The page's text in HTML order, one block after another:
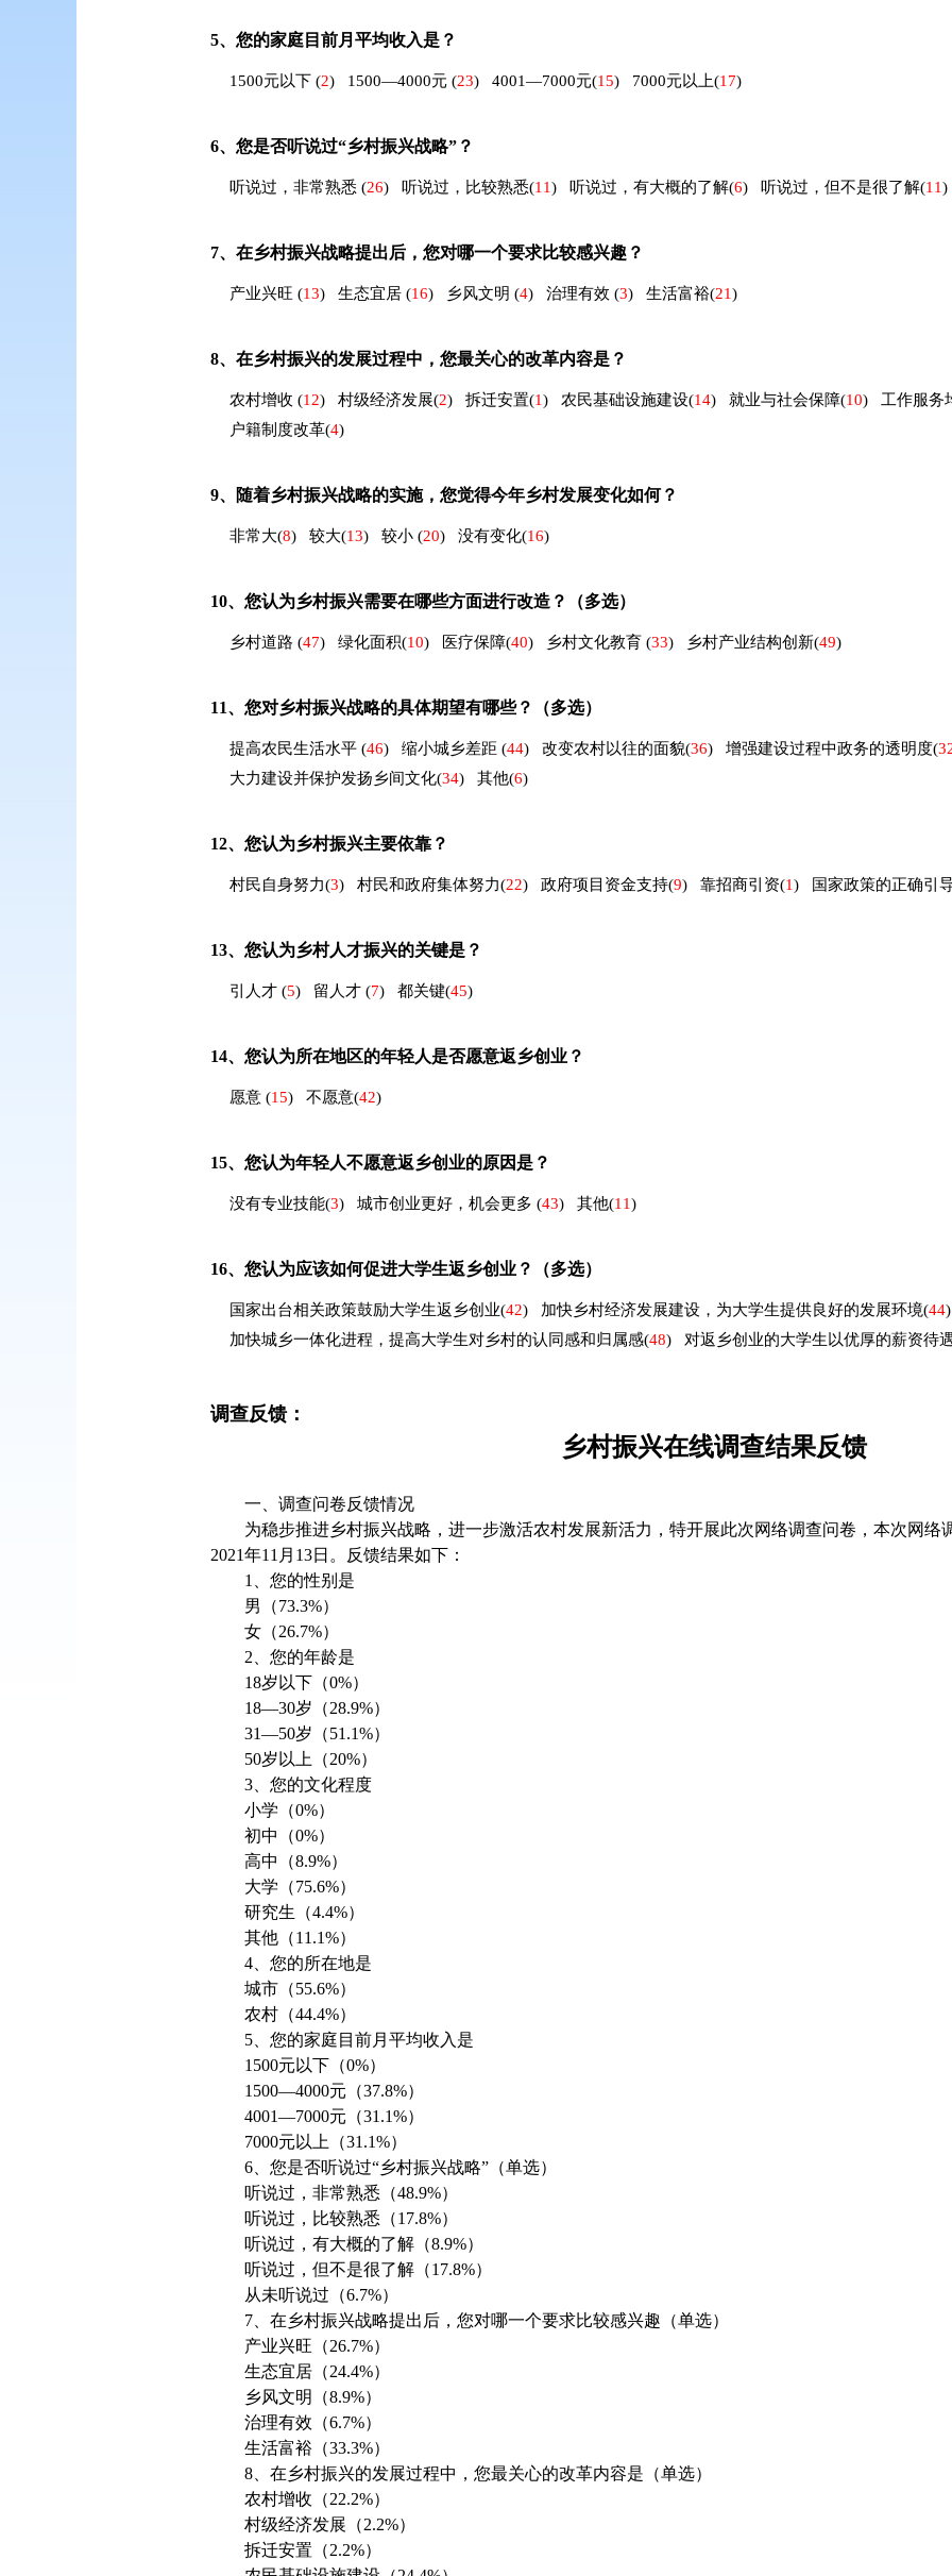
5、 您的家庭目前月平均收入是？
1500元以下 (2) 1500—4000元 (23) 4001—7000元(15) 7000元以上(17)
6、 您是否听说过“乡村振兴战略”？
听说过，非常熟悉 (26) 听说过，比较熟悉(11) 听说过，有大概的了解(6) 听说过，但不是很了解(11)
7、 在乡村振兴战略提出后，您对哪一个要求比较感兴趣？
产业兴旺 (13) 生态宜居 (16) 乡风文明 (4) 治理有效 (3) 生活富裕(21)
8、 在乡村振兴的发展过程中，您最关心的改革内容是？
农村增收 (12) 村级经济发展(2) 拆迁安置(1) 农民基础设施建设(14) 就业与社会保障(10) 工作服务
户籍制度改革(4)
9、 随着乡村振兴战略的实施，您觉得今年乡村发展变化如何？
非常大(8) 较大(13) 较小 (20) 没有变化(16)
10、 您认为乡村振兴需要在哪些方面进行改造？（多选）
乡村道路 (47) 绿化面积(10) 医疗保障(40) 乡村文化教育 (33) 乡村产业结构创新(49)
11、 您对乡村振兴战略的具体期望有哪些？（多选）
提高农民生活水平 (46) 缩小城乡差距 (44) 改变农村以往的面貌(36) 增强建设过程中政务的透明度(
大力建设并保护发扬乡间文化(34) 其他(6)
12、 您认为乡村振兴主要依靠？
村民自身努力(3) 村民和政府集体努力(22) 政府项目资金支持(9) 靠招商引资(1) 国家政策的正确引
13、 您认为乡村人才振兴的关键是？
引人才 (5) 留人才 (7) 都关键(45)
14、 您认为所在地区的年轻人是否愿意返乡创业？
愿意 (15) 不愿意(42)
15、 您认为年轻人不愿意返乡创业的原因是？
没有专业技能(3) 城市创业更好，机会更多 (43) 其他(11)
16、 您认为应该如何促进大学生返乡创业？（多选）
国家出台相关政策鼓励大学生返乡创业(42) 加快乡村经济发展建设，为大学生提供良好的发展环境(44)
加快城乡一体化进程，提高大学生对乡村的认同感和归属感(48) 对返乡创业的大学生以优厚的薪资待
调查反馈：
乡村振兴在线调查结果反馈
一、调查问卷反馈情况
为稳步推进乡村振兴战略，进一步激活农村发展新活力，特开展此次网络调查问卷，本次网络
2021年11月13日。反馈结果如下：
1、您的性别是
男（73.3%）
女（26.7%）
2、您的年龄是
18岁以下（0%）
18—30岁（28.9%）
31—50岁（51.1%）
50岁以上（20%）
3、您的文化程度
小学（0%）
初中（0%）
高中（8.9%）
大学（75.6%）
研究生（4.4%）
其他（11.1%）
4、您的所在地是
城市（55.6%）
农村（44.4%）
5、您的家庭目前月平均收入是
1500元以下（0%）
1500—4000元（37.8%）
4001—7000元（31.1%）
7000元以上（31.1%）
6、您是否听说过“乡村振兴战略”（单选）
听说过，非常熟悉（48.9%）
听说过，比较熟悉（17.8%）
听说过，有大概的了解（8.9%）
听说过，但不是很了解（17.8%）
从未听说过（6.7%）
7、在乡村振兴战略提出后，您对哪一个要求比较感兴趣（单选）
产业兴旺（26.7%）
生态宜居（24.4%）
乡风文明（8.9%）
治理有效（6.7%）
生活富裕（33.3%）
8、在乡村振兴的发展过程中，您最关心的改革内容是（单选）
农村增收（22.2%）
村级经济发展（2.2%）
拆迁安置（2.2%）